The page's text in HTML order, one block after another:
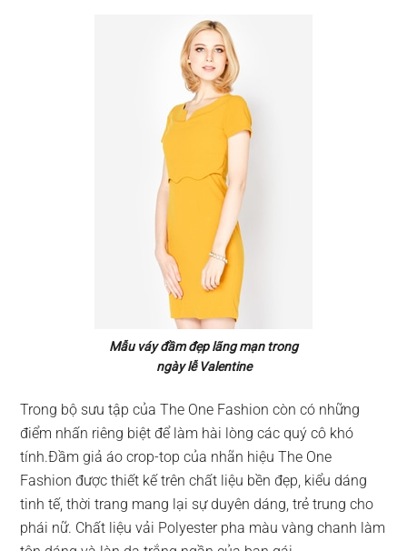
Mẫu váy đầm đẹp lãng mạn trong
ngày lễ Valentine
Trong bộ sưu tập của The One Fashion còn có những
điểm nhấn riêng biệt để làm hài lòng các quý cô khó
tính.Đầm giả áo crop-top của nhãn hiệu The One
Fashion được thiết kế trên chất liệu bền đẹp, kiểu dáng
tinh tế, thời trang mang lại sự duyên dáng, trẻ trung cho
phái nữ. Chất liệu vải Polyester pha màu vàng chanh làm